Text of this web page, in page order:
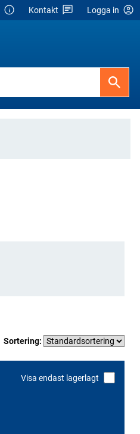
Kontakt Logga in
Sortering:
Visa endast lagerlagt